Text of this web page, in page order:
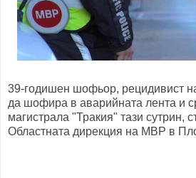
39-годишен шофьор, рецидивист
да шофира в аварийната лента и
магистрала "Тракия" тази сутрин,
Областната дирекция на МВР в